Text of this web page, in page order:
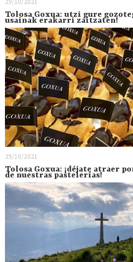
Tolosa Goxua: utzi gure
usainak erakarri zaitzaten!
29/10/2021
Tolosa Goxua: ¡déjate atraer
de nuestras pastelerías!